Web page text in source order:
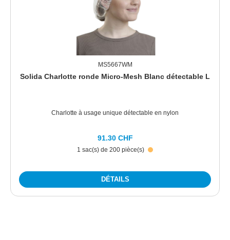
MS5667WM
Solida Charlotte ronde Micro-Mesh Blanc détectable L
Charlotte à usage unique détectable en nylon
1 sac(s) de 200 pièce(s)
91.30 CHF
DÉTAILS